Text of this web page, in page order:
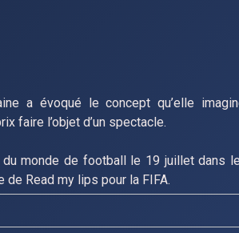
a évoqué le concept qu’elle
faire l’objet d’un spectacle.
monde de football le 19 juillet dans
de Read my lips pour la FIFA.